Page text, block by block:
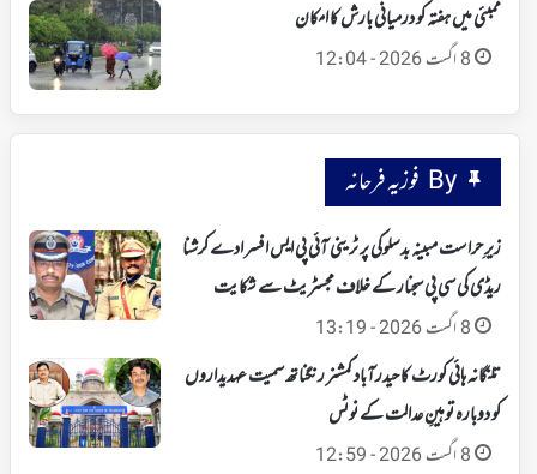
ممبئی میں ہفتہ کو درمیانی بارش کا امکان
8 اگست 2026 - 12:04
By فوزیہ فرحانہ
زیرِ حراست مبینہ بدسلوکی پر ٹرینی آئی پی ایس افسر ادے کرشنا
ریڈی کی سی پی سجنار کے خلاف مجسٹریٹ سے شکایت
8 اگست 2026 - 13:19
تلنگانہ ہائی کورٹ کا حیدرآباد کمشنر رنگناتھ سمیت عہدیداروں
کو دوبارہ توہینِ عدالت کے نوٹس
8 اگست 2026 - 12:59